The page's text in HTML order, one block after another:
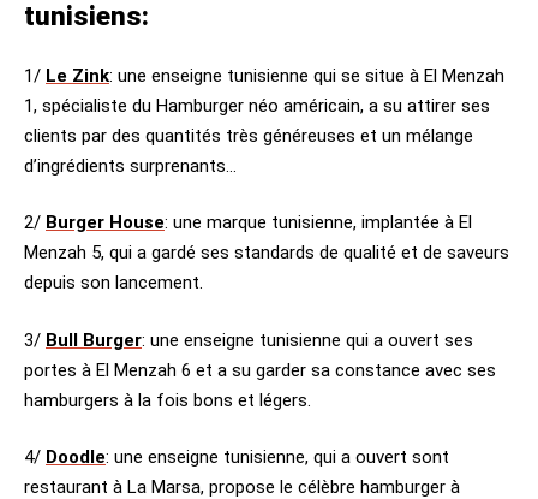
tunisiens:
1/ Le Zink: une enseigne tunisienne qui se situe à El Menzah
1, spécialiste du Hamburger néo américain, a su attirer ses
clients par des quantités très généreuses et un mélange
d’ingrédients surprenants…
2/ Burger House: une marque tunisienne, implantée à El
Menzah 5, qui a gardé ses standards de qualité et de saveurs
depuis son lancement.
3/ Bull Burger: une enseigne tunisienne qui a ouvert ses
portes à El Menzah 6 et a su garder sa constance avec ses
hamburgers à la fois bons et légers.
4/ Doodle: une enseigne tunisienne, qui a ouvert sont
restaurant à La Marsa, propose le célèbre hamburger à